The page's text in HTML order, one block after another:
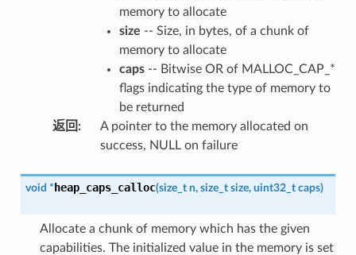
memory to allocate
size -- Size, in bytes, of a chunk of
memory to allocate
caps-- Bitwise OR of MALLOC_CAP_*
flags indicating the type of memory to
be returned
返回 :
A pointer to the memory allocated on
success, NULL on failure
void * heap_caps_calloc(size_t n, size_t size, uint32_t caps)
Allocate a chunk of memory which has the given
capabilities. The initialized value in the memory is set